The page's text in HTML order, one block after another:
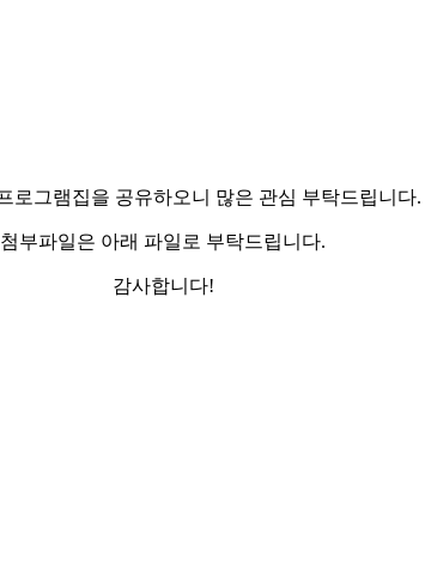
로그램집을 공유하오니 많은 관심 부탁드립니다.
첨부파일은 아래 파일로 부탁드립니다.
감사합니다!